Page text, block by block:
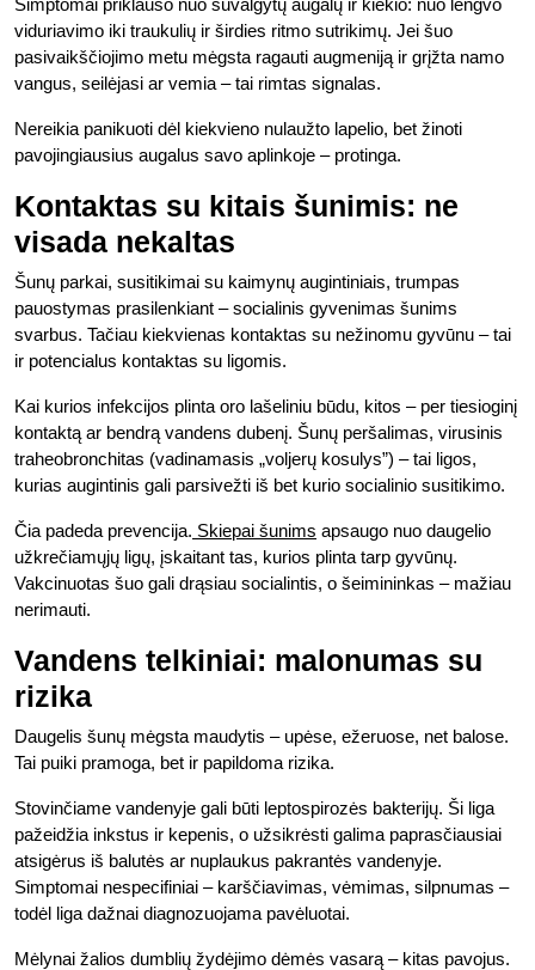
viduriavimo iki traukulių ir širdies ritmo sutrikimų. Jei šuo
pasivaikščiojimo metu mėgsta ragauti augmeniją ir grįžta namo
vangus, seilėjasi ar vemia – tai rimtas signalas.
Nereikia panikuoti dėl kiekvieno nulaužto lapelio, bet žinoti
pavojingiausius augalus savo aplinkoje – protinga.
Kontaktas su kitais šunimis: ne
visada nekaltas
Šunų parkai, susitikimai su kaimynų augintiniais, trumpas
pauostymas prasilenkiant – socialinis gyvenimas šunims
svarbus. Tačiau kiekvienas kontaktas su nežinomu gyvūnu – tai
ir potencialus kontaktas su ligomis.
Kai kurios infekcijos plinta oro lašeliniu būdu, kitos – per tiesioginį
kontaktą ar bendrą vandens dubenį. Šunų peršalimas, virusinis
traheobronchitas (vadinamasis „voljerų kosulys”) – tai ligos,
kurias augintinis gali parsivežti iš bet kurio socialinio susitikimo.
Čia padeda prevencija. Skiepai šunims apsaugo nuo daugelio
užkrečiamųjų ligų, įskaitant tas, kurios plinta tarp gyvūnų.
Vakcinuotas šuo gali drąsiau socialintis, o šeimininkas – mažiau
nerimauti.
Vandens telkiniai: malonumas su
rizika
Daugelis šunų mėgsta maudytis – upėse, ežeruose, net balose.
Tai puiki pramoga, bet ir papildoma rizika.
Stovinčiame vandenyje gali būti leptospirozės bakterijų. Ši liga
pažeidžia inkstus ir kepenis, o užsikrėsti galima paprasčiausiai
atsigėrus iš balutės ar nuplaukus pakrantės vandenyje.
Simptomai nespecifiniai – karščiavimas, vėmimas, silpnumas –
todėl liga dažnai diagnozuojama pavėluotai.
Mėlynai žalios dumblių žydėjimo dėmės vasarą – kitas pavojus.